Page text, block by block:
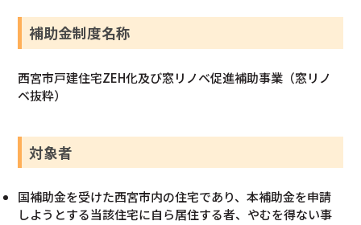
補助金制度名称
西宮市戸建住宅ZEH化及び窓リノベ促進補助事業（窓リノ
ベ抜粋）
対象者
国補助金を受けた西宮市内の住宅であり、本補助金を申請
しようとする当該住宅に自ら居住する者、やむを得ない事